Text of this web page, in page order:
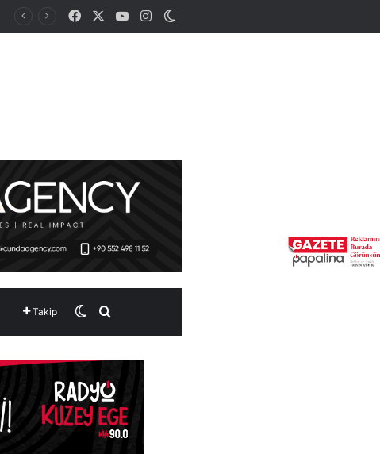
FacebookYouTubeInstagramDış görünümü değiştir
Takip Dış görünümü değiştir